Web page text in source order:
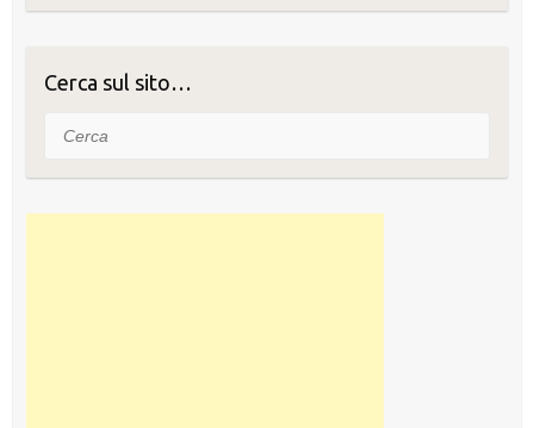
Cerca sul sito…
Cerca